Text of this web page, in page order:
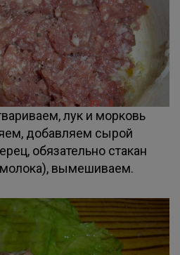
лук и морковь
добавляем сырой
обязательно стакан
вымешиваем.